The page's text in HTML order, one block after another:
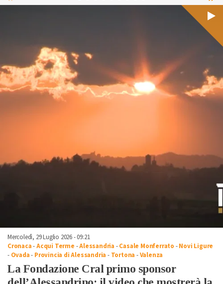
Mercoledì, 29 Luglio 2026 - 09:21
Cronaca-Acqui Terme -Alessandria -Casale Monferrato -Novi Ligure
- Ovada- Provincia di Alessandria - Tortona -Valenza
La Fondazione Cral primo sponsor